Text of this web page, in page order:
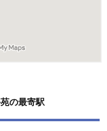
の最寄駅